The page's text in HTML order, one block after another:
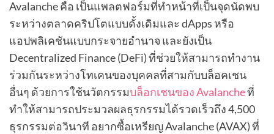
Avalanche คือ เป็นแพลตฟอร์มที่ทำหน้าที่เป็นจุดนัดพบ
ระหว่างตลาดคริปโตแบบดั้งเดิมและ dApps หรือ
แอปพลิเคชันแบบกระจายอำนาจ และยังเป็น
Decentralized Finance (DeFi) ที่ช่วยให้สามารถทำงาน
ร่วมกันระหว่างโทเคนของบุคคลที่สามกับบล็อคเชน
อื่นๆ ด้วยการใช้นวัตกรรมบล็อกเชนของ Avalancheที่
ทำให้สามารถประมวลผลธุรกรรมได้รวดเร็วถึง 4,500
ธุรกรรมต่อวินาที อยากซื้อเหรียญ Avalanche (AVAX) ที่